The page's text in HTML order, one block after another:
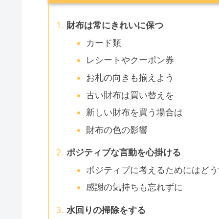
財布は常にきれいに保つ
カード類
レシートやクーポン券
お札の向きも揃えよう
古い財布は買い替えを
新しい財布を買う場合は
財布の色の影響
ポジティブな言動を心掛ける
ポジティブに考えるためにはど
感謝の気持ちも忘れずに
水回りの掃除をする